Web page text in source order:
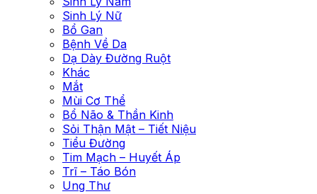
Sinh Lý Nữ
Bổ Gan
Bệnh Về Da
Dạ Dày Đường Ruột
Khác
Mắt
Mùi Cơ Thể
Bổ Não & Thần Kinh
Sỏi Thận Mật – Tiết Niệu
Tiểu Đường
Tim Mạch – Huyết Áp
Trĩ – Táo Bón
Ung Thư